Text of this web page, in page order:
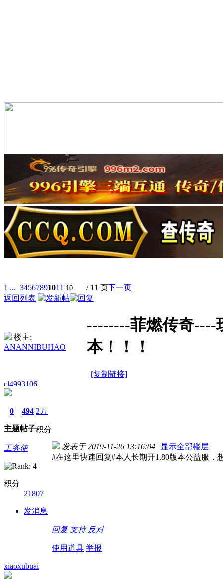
1 ... 34567891011 / 11 页下一页
返回列表
楼主:
ANANNIBUHAO
--------菲燃传奇----
本！！！
[复制链接]
cl4993106
0
主题
494
帖子
2万
积分
工务使
积分
21807
发消息
发表于 2019-11-26 13:16:04 | 显示全部楼层
#在这里快速回复#本人长期开1.80版本公益服，
回复 支持 反对
使用道具 举报
xiaoxubuai